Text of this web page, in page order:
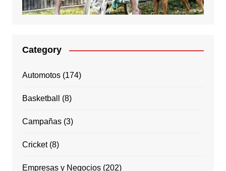
Category
Automotos(174)
Basketball (8)
Campañas(3)
Cricket(8)
Empresas y Negocios(202)